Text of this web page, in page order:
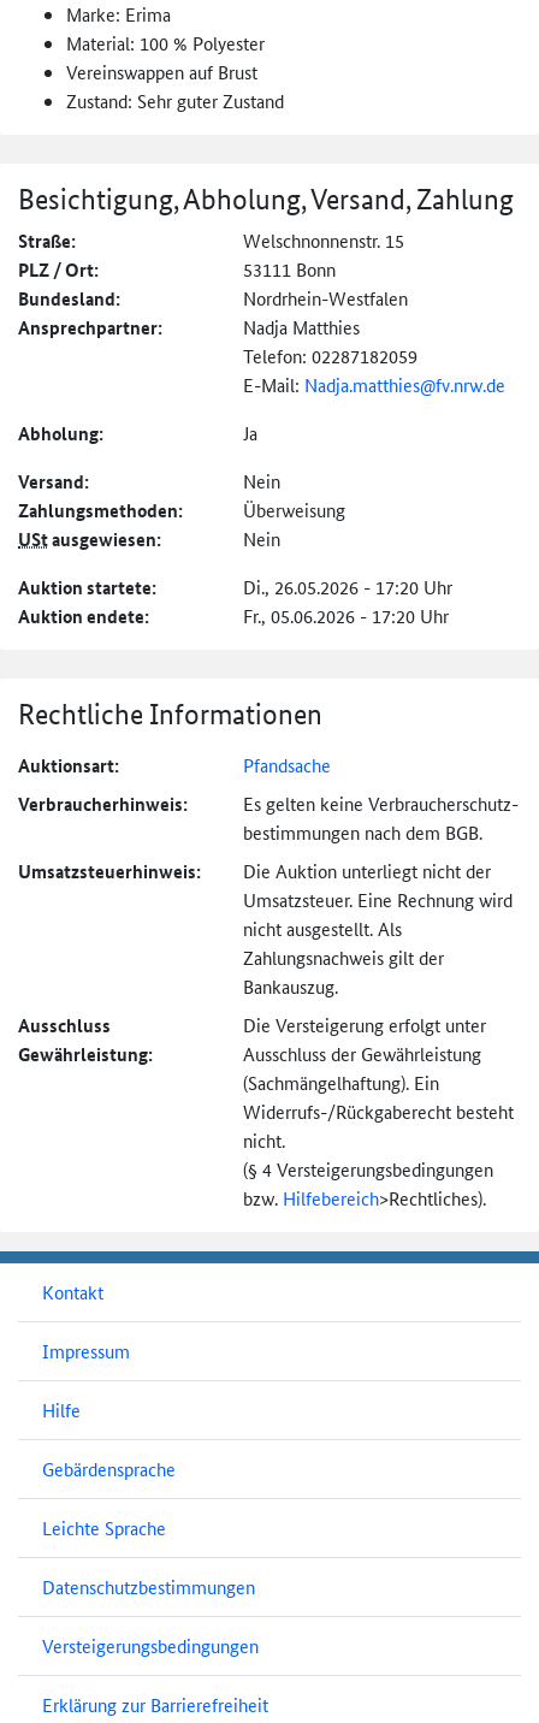
Marke: Erima
Material: 100 % Polyester
Vereinswappen auf Brust
Zustand: Sehr guter Zustand
Besichtigung, Abholung, Versand, Zahlung
Straße: Welschnonnenstr. 15
PLZ / Ort: 53111 Bonn
Bundesland: Nordrhein-Westfalen
Ansprechpartner:
Nadja Matthies
Telefon: 02287182059
E-Mail: Nadja.matthies@fv.nrw.de
Abholung: Ja
Versand: Nein
Zahlungs­methoden: Überweisung
UStausgewiesen: Nein
Auktion startete: Di., 26.05.2026 - 17:20 Uhr
Auktion endete: Fr., 05.06.2026 - 17:20 Uhr
Rechtliche Informationen
Auktionsart: Pfandsache
Verbraucher­hinweis:
Es gelten keine Verbraucher­schutz­
bestimmungen nach dem BGB.
Umsatzsteuer­hinweis:
Die Auktion unterliegt nicht der
Umsatzsteuer. Eine Rechnung wird
nicht ausgestellt. Als
Zahlungsnachweis gilt der
Bankauszug.
Ausschluss
Gewährleistung:
Die Versteigerung erfolgt unter
Ausschluss der Gewährleistung
(Sachmängel­haftung). Ein
Widerrufs-/Rückgaberecht besteht
nicht.
(§ 4 Versteigerungs­bedingungen
bzw. Hilfebereich>Rechtliches).
Kontakt
Impressum
Hilfe
Gebärdensprache
Leichte Sprache
Datenschutzbestimmungen
Versteigerungsbedingungen
Erklärung zur Barrierefreiheit